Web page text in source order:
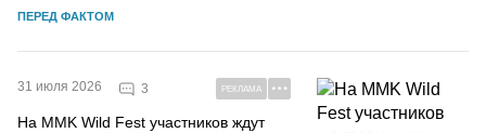
ПЕРЕД ФАКТОМ
31 июля 2026 3 РЕКЛАМА
На MMK Wild Fest участников ждут